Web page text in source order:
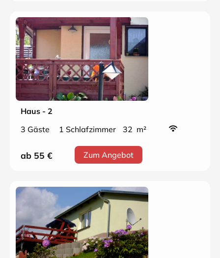
Haus - 2
3 Gäste
1 Schlafzimmer 32 m²
ab 55 € Zum Angebot